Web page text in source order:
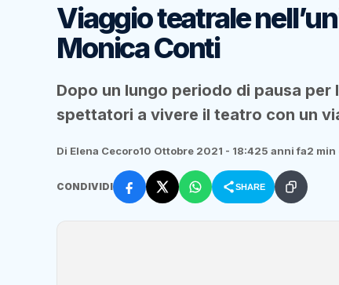
Viaggio teatrale
Monica Conti
Dopo un lungo periodo di pausa
spettatori a vivere il teatro con un
Di Elena Cecoro10 Ottobre 2021 - 18:425 anni fa2
CONDIVIDI SHARE